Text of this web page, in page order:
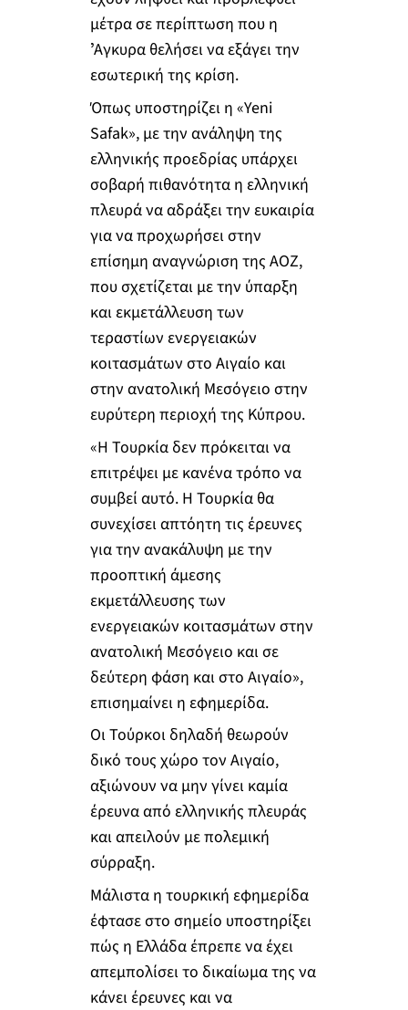
μέτρα σε περίπτωση που η
ʼΑγκυρα θελήσει να εξάγει την
εσωτερική της κρίση.
Όπως υποστηρίζει η «Yeni
Safak», με την ανάληψη της
ελληνικής προεδρίας υπάρχει
σοβαρή πιθανότητα η ελληνική
πλευρά να αδράξει την ευκαιρία
για να προχωρήσει στην
επίσημη αναγνώριση της ΑΟΖ,
που σχετίζεται με την ύπαρξη
και εκμετάλλευση των
τεραστίων ενεργειακών
κοιτασμάτων στο Αιγαίο και
στην ανατολική Μεσόγειο στην
ευρύτερη περιοχή της Κύπρου.
«Η Τουρκία δεν πρόκειται να
επιτρέψει με κανένα τρόπο να
συμβεί αυτό. Η Τουρκία θα
συνεχίσει απτόητη τις έρευνες
για την ανακάλυψη με την
προοπτική άμεσης
εκμετάλλευσης των
ενεργειακών κοιτασμάτων στην
ανατολική Μεσόγειο και σε
δεύτερη φάση και στο Αιγαίο»,
επισημαίνει η εφημερίδα.
Οι Τούρκοι δηλαδή θεωρούν
δικό τους χώρο τον Αιγαίο,
αξιώνουν να μην γίνει καμία
έρευνα από ελληνικής πλευράς
και απειλούν με πολεμική
σύρραξη.
Μάλιστα η τουρκική εφημερίδα
έφτασε στο σημείο υποστηρίξει
πώς η Ελλάδα έπρεπε να έχει
απεμπολίσει το δικαίωμα της να
κάνει έρευνες και να